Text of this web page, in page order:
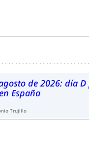
de 2026: día
España
Trujillo